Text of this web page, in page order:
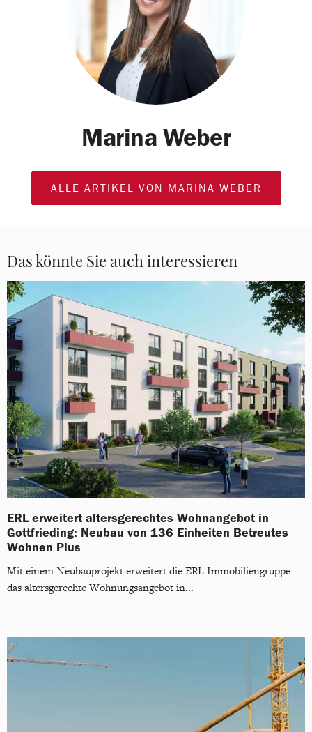
Marina Weber
ALLE ARTIKEL VON MARINA WEBER
Das könnte Sie auch interessieren
ERL erweitert altersgerechtes Wohnangebot in
Gottfrieding: Neubau von 136 Einheiten Betreutes
Wohnen Plus
Mit einem Neubauprojekt erweitert die ERL Immobiliengruppe
das altersgerechte Wohnungsangebot in...